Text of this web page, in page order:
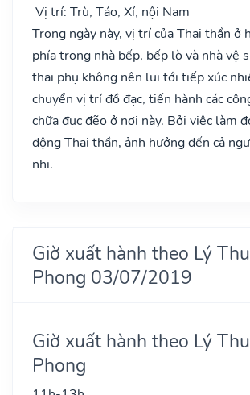
Vị trí: Trù, Táo, Xí, nội Nam
Trong ngày này, vị trí của Thai thần ở
phía trong nhà bếp, bếp lò và nhà vệ
thai phụ không nên lui tới tiếp xúc
chuyển vị trí đồ đạc, tiến hành các
chữa đục đẽo ở nơi này. Bởi việc làm
động Thai thần, ảnh hưởng đến cả
nhi.
Giờ xuất hành theo Lý
Phong 03/07/2019
Giờ xuất hành theo Lý
Phong